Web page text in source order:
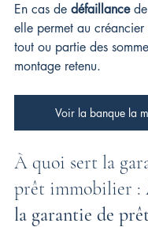
En cas de défaillance de
elle permet au
tout ou partie des
montage retenu.
Voir la banque la
À quoi sert la
prêt immobilier :
la garantie de